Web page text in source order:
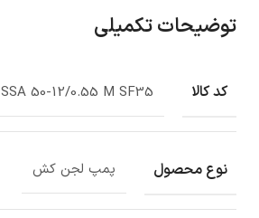
توضیحات تکمیلی
کد کالا SSA 50-12/0.55 M SF35
نوع محصول پمپ لجن کش